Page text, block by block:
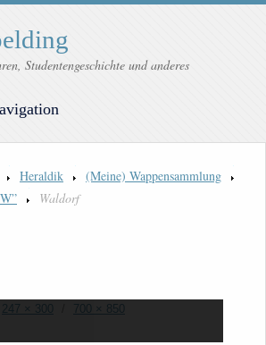
Studentengeschichte und anderes
Heraldik
(Meine) Wappensammlung
Waldorf
247 × 300 700 × 850